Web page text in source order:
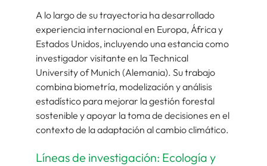
A lo largo de su trayectoria ha desarrollado
experiencia internacional en Europa, África y
Estados Unidos, incluyendo una estancia como
investigador visitante en la Technical
University of Munich (Alemania). Su trabajo
combina biometría, modelización y análisis
estadístico para mejorar la gestión forestal
sostenible y apoyar la toma de decisiones en el
contexto de la adaptación al cambio climático.
Líneas de investigación: Ecología y